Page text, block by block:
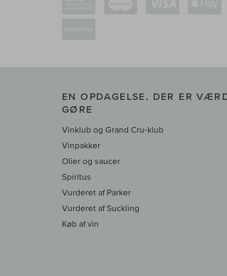
EN OPDAGELSE, DER ER
GØRE
Vinklub og Grand Cru-klub
Vinpakker
Olier og saucer
Spiritus
Vurderet af Parker
Vurderet af Suckling
Køb af vin